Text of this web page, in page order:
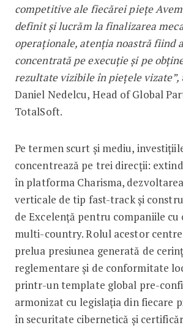
competitive ale fiecărei piețe
definit și lucrăm la finalizarea
operaționale, atenția noastră fiind
concentrată pe execuție și pe
rezultate vizibile în piețele vizate”,
Daniel Nedelcu, Head of Global
TotalSoft.
Pe termen scurt și mediu,
concentrează pe trei direcții:
în platforma Charisma,
verticale de tip fast-track și
de Excelență pentru companiile
multi-country. Rolul acestor centre
prelua presiunea generată de
reglementare și de conformitate
printr-un template global pre-
armonizat cu legislația din fiecare
în securitate cibernetică și